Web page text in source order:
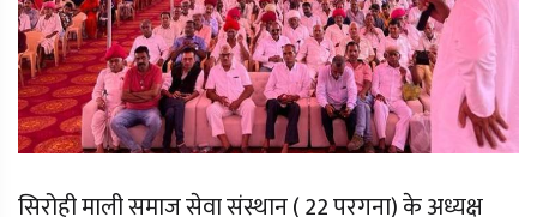
सिरोही माली समाज सेवा संस्थान ( 22 परगना) के अध्यक्ष